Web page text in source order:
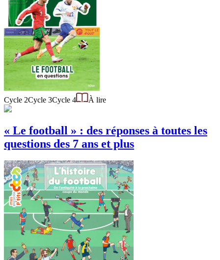
Cycle 2Cycle 3Cycle 4 À lire
« Le football » : des réponses à toutes les
questions des 7 ans et plus